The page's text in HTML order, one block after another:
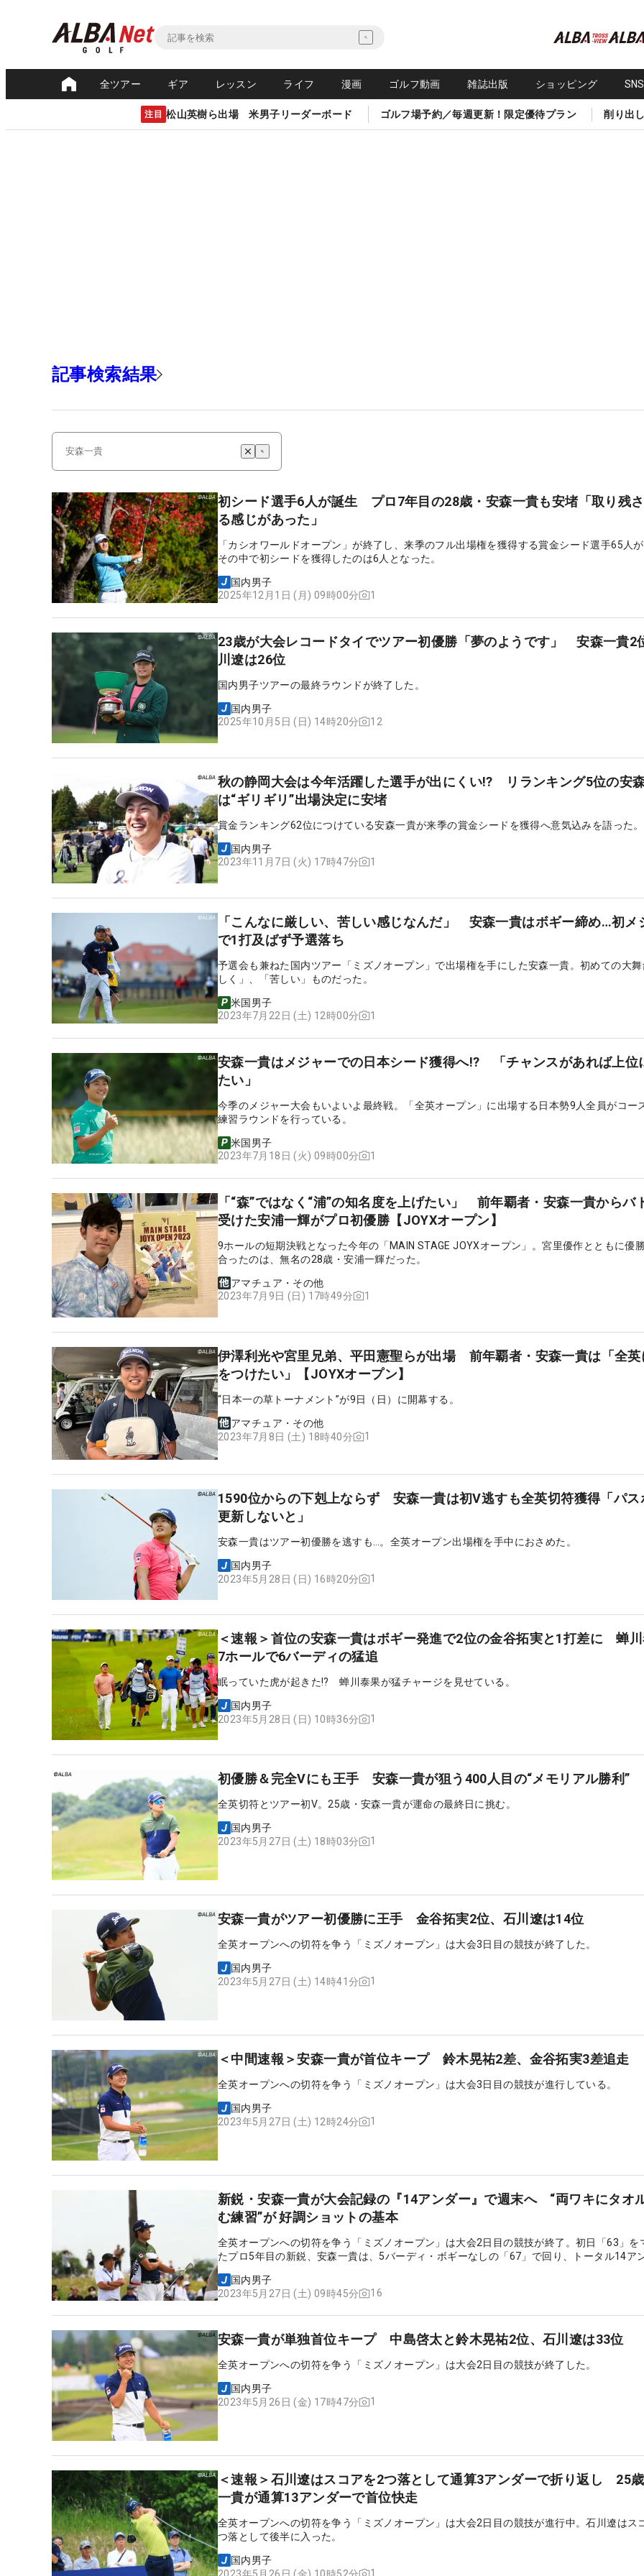
全ツアー ギア レッスン ライフ 漫画 ゴルフ動画 雑誌出版 ショッピング
注目 松山英樹ら出場 米男子リーダーボード ゴルフ場予約／毎週更新！限定優待プラン 削り出
記事検索結果
初シード選手6人が誕生 プロ7年目の28歳・安森一貴も安堵「取り残
る感じがあった」
「カシオワールドオープン」が終了し、来季のフル出場権を獲得する賞金シード選手65人
その中で初シードを獲得したのは6人となった。
国内男子
2025年12月1日 (月) 09時00分
1
23歳が大会レコードタイでツアー初優勝「夢のようです」 安森一貴2
川遼は26位
国内男子ツアーの最終ラウンドが終了した。
国内男子
2025年10月5日 (日) 14時20分
12
秋の静岡大会は今年活躍した選手が出にくい!? リランキング5位の安
は“ギリギリ”出場決定に安堵
賞金ランキング62位につけている安森一貴が来季の賞金シードを獲得へ意気込みを語った。
国内男子
2023年11月7日 (火) 17時47分
1
「こんなに厳しい、苦しい感じなんだ」 安森一貴はボギー締め…初メ
で1打及ばず予選落ち
予選会も兼ねた国内ツアー「ミズノオープン」で出場権を手にした安森一貴。初めての大
しく」、「苦しい」ものだった。
米国男子
2023年7月22日 (土) 12時00分
1
安森一貴はメジャーでの日本シード獲得へ!? 「チャンスがあれば上位
たい」
今季のメジャー大会もいよいよ最終戦。「全英オープン」に出場する日本勢9人全員がコー
練習ラウンドを行っている。
米国男子
2023年7月18日 (火) 09時00分
1
「“森”ではなく“浦”の知名度を上げたい」 前年覇者・安森一貴からバ
受けた安浦一輝がプロ初優勝【JOYXオープン】
9ホールの短期決戦となった今年の「MAIN STAGE JOYXオープン」。宮里優作とともに優
合ったのは、無名の28歳・安浦一輝だった。
アマチュア・その他
2023年7月9日 (日) 17時49分
1
伊澤利光や宮里兄弟、平田憲聖らが出場 前年覇者・安森一貴は「全英
をつけたい」【JOYXオープン】
“日本一の草トーナメント”が9日（日）に開幕する。
アマチュア・その他
2023年7月8日 (土) 18時40分
1
1590位からの下剋上ならず 安森一貴は初V逃すも全英切符獲得「パス
更新しないと」
安森一貴はツアー初優勝を逃すも…。全英オープン出場権を手中におさめた。
国内男子
2023年5月28日 (日) 16時20分
1
＜速報＞首位の安森一貴はボギー発進で2位の金谷拓実と1打差に 蝉
7ホールで6バーディの猛追
眠っていた虎が起きた!? 蝉川泰果が猛チャージを見せている。
国内男子
2023年5月28日 (日) 10時36分
1
初優勝＆完全Vにも王手 安森一貴が狙う400人目の“メモリアル勝利”
全英切符とツアー初V。25歳・安森一貴が運命の最終日に挑む。
国内男子
2023年5月27日 (土) 18時03分
1
安森一貴がツアー初優勝に王手 金谷拓実2位、石川遼は14位
全英オープンへの切符を争う「ミズノオープン」は大会3日目の競技が終了した。
国内男子
2023年5月27日 (土) 14時41分
1
＜中間速報＞安森一貴が首位キープ 鈴木晃祐2差、金谷拓実3差追走
全英オープンへの切符を争う「ミズノオープン」は大会3日目の競技が進行している。
国内男子
2023年5月27日 (土) 12時24分
1
新鋭・安森一貴が大会記録の『14アンダー』で週末へ “両ワキにタオ
む練習”が 好調ショットの基本
全英オープンへの切符を争う「ミズノオープン」は大会2日目の競技が終了。初日「63」を
たプロ5年目の新鋭、安森一貴は、5バーディ・ボギーなしの「67」で回り、トータル14ア
国内男子
2023年5月27日 (土) 09時45分
16
安森一貴が単独首位キープ 中島啓太と鈴木晃祐2位、石川遼は33位
全英オープンへの切符を争う「ミズノオープン」は大会2日目の競技が終了した。
国内男子
2023年5月26日 (金) 17時47分
1
＜速報＞石川遼はスコアを2つ落として通算3アンダーで折り返し 25
一貴が通算13アンダーで首位快走
全英オープンへの切符を争う「ミズノオープン」は大会2日目の競技が進行中。石川遼はス
つ落として後半に入った。
国内男子
2023年5月26日 (金) 10時52分
1